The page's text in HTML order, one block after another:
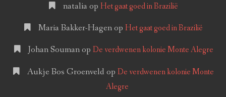
natalia opHet gaat goed in Brazilië
Maria Bakker-HagenopHet gaat goed in Brazilië
Johan Soumanop De verdwenen kolonie Monte Alegre
Aukje Bos Groenveld opDe verdwenen kolonie Monte
Alegre